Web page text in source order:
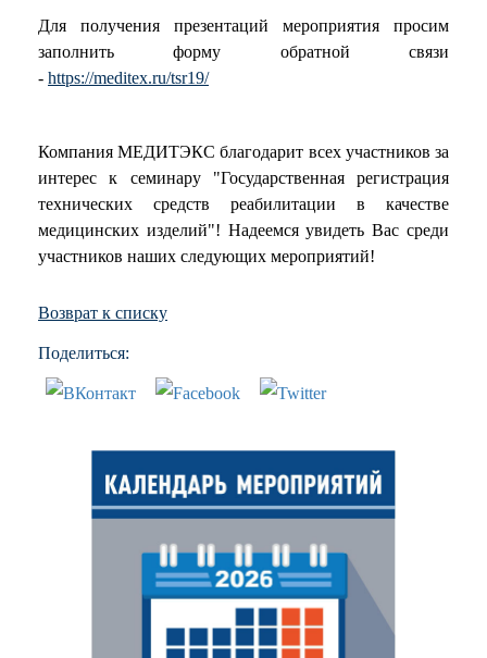
Для получения презентаций мероприятия просим
заполнить форму обратной связи
- https://meditex.ru/tsr19/
Компания МЕДИТЭКС благодарит всех участников за
интерес к семинару "Государственная регистрация
технических средств реабилитации в качестве
медицинских изделий"! Надеемся увидеть Вас среди
участников наших следующих мероприятий!
Возврат к списку
Поделиться: